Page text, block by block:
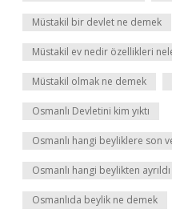
Müstakil bir devlet ne demek
Müstakil ev nedir özellikleri
Müstakil olmak ne demek
Osmanlı Devletini kim yıktı
Osmanlı hangi beyliklere son
Osmanlı hangi beylikten ayrıldı
Osmanlıda beylik ne demek